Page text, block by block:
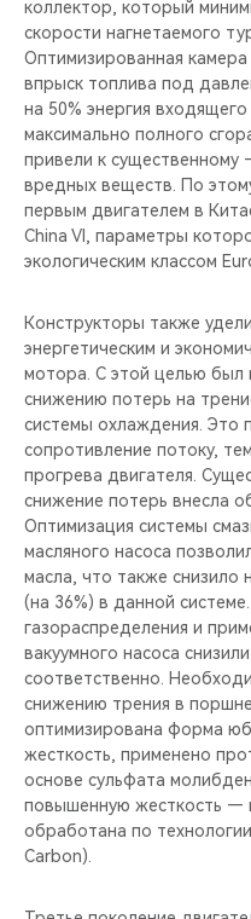
коллектор, который
скорости нагнетаемого
Оптимизированная
впрыск топлива под
на 50% энергия
максимально полного
привели к
вредных веществ. По
первым двигателем в
China VI, параметры
экологическим классом
Конструкторы также
энергетическим и
мотора. С этой целью был
снижению потерь на
системы охлаждения. Это
сопротивление потоку,
прогрева двигателя.
снижение потерь внесла
Оптимизация системы
масляного насоса
масла, что также снизило
(на 36%) в данной
газораспределения и
вакуумного насоса
соответственно.
снижению трения в
оптимизирована форма
жесткость, применено
основе сульфата
повышенную жесткость —
обработана по
Carbon).